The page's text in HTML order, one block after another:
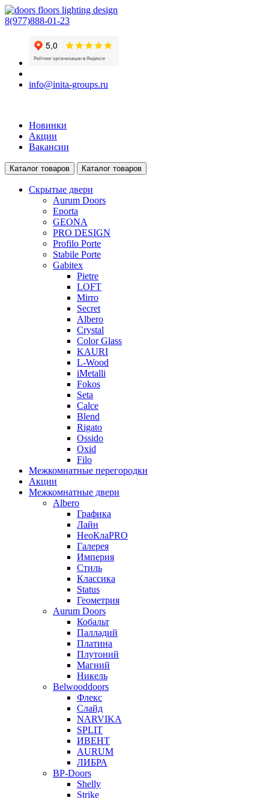
8(977)888-01-23
info@inita-groups.ru
Новинки
Акции
Вакансии
Каталог товаров Каталог товаров
Скрытые двери
Aurum Doors
Eporta
GEONA
PRO DESIGN
Profilo Porte
Stabile Porte
Gabitex
Pietre
LOFT
Mirro
Secret
Albero
Crystal
Color Glass
KAURI
L-Wood
iMetalli
Fokos
Seta
Calce
Blend
Rigato
Ossido
Oxid
Filo
Межкомнатные перегородки
Акции
Межкомнатные двери
Albero
Графика
Лайн
НеоКлаPRO
Галерея
Империя
Стиль
Классика
Status
Геометрия
Aurum Doors
Кобальт
Палладий
Платина
Плутоний
Магний
Никель
Belwooddoors
Флекс
Слайд
NARVIKA
SPLIT
ИВЕНТ
AURUM
ЛИБРА
BP-Doors
Shelly
Strike